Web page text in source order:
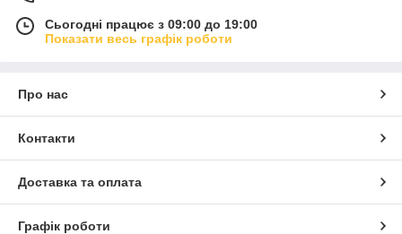
Сьогодні працює з 09:00 до 19:00
Показати весь графік роботи
Про нас
Контакти
Доставка та оплата
Графік роботи